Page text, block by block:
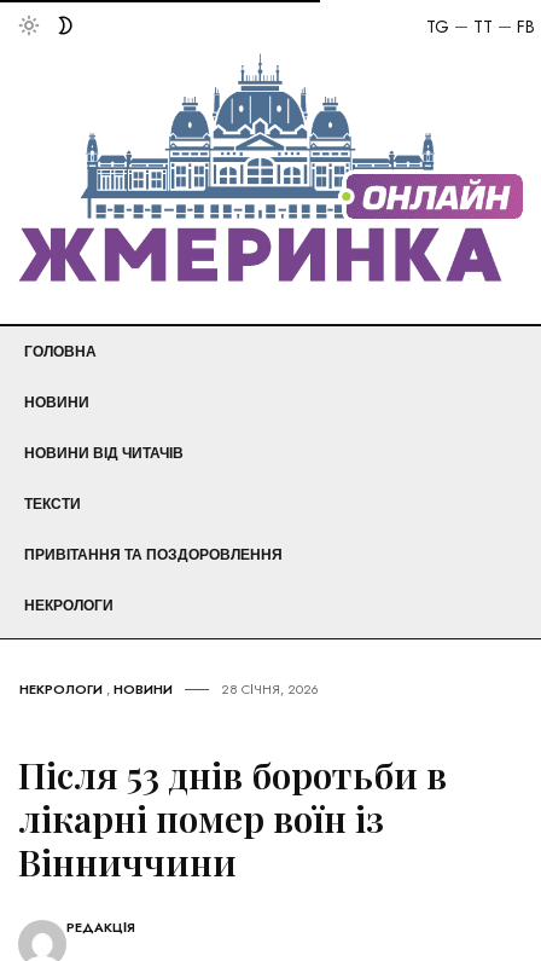
FB
TT
TG
ГОЛОВНА
НОВИНИ
НОВИНИ ВІД ЧИТАЧІВ
ТЕКСТИ
ПРИВІТАННЯ ТА ПОЗДОРОВЛЕННЯ
НЕКРОЛОГИ
НЕКРОЛОГИ ,НОВИНИ 28 СІЧНЯ, 2026
Після 53 днів боротьби в
лікарні помер воїн із
Вінниччини
РЕДАКЦІЯ